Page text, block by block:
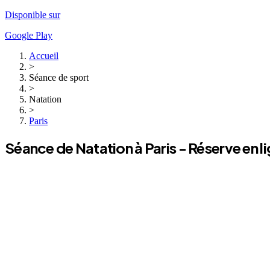
Disponible sur
Google Play
Accueil
>
Séance de sport
>
Natation
>
Paris
Séance de Natationà Paris- Réserve en